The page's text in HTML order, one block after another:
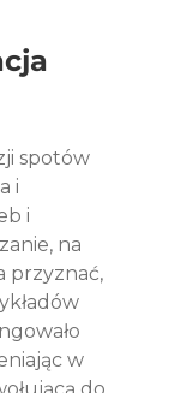
spotów
i
i
na
przyznać,
w